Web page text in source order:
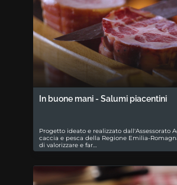
In buone mani - Salumi piacentini
Progetto ideato e realizzato dall'Assessorato
caccia e pesca della Regione Emilia-
di valorizzare e far…